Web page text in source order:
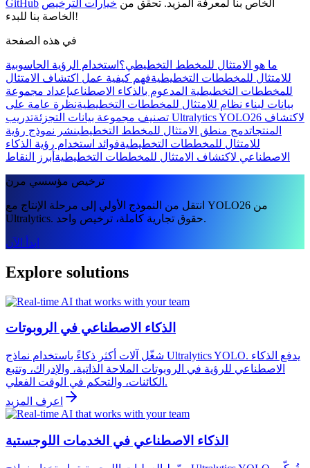
GitHub
الخاص بنا لمعرفة المزيد. تحقق من خيارات الترخيص
الخاصة بنا للبدء!
في هذه الصفحة
ما هو الامتثال للمخطط التخطيطي؟ استخدام الرؤية الحاسوبية
للامتثال للمخططات التخطيطيةفهم كيفية عمل اكتشاف الامتثال
للمخططات التخطيطية المدعوم بالذكاء الاصطناعيإعداد مجموعة
بيانات لبناء نظام للامتثال للمخططات التخطيطيةنظرة عامة على
تصنيف مجموعة بيانات التجزئةتدريب Ultralytics YOLO26 لاكتشاف
المنتجاتدمج منطق الامتثال للمخطط التخطيطينشر نموذج رؤية
للامتثال للمخططات التخطيطيةفوائد استخدام رؤية الذكاء
الاصطناعي لاكتشاف الامتثال للمخططات التخطيطية أبرز النقاط
ترخيص مؤسسي مرن
انتقل من النموذج الأولي إلى مرحلة الإنتاج مع YOLO26 من
Ultralytics. حقوق تجارية كاملة، ترخيص واحد.
ابدأ الآن
Explore solutions
الذكاء الاصطناعي في الروبوتات
شغّل آلات أكثر ذكاءً باستخدام نماذج Ultralytics YOLO. يدفع الذكاء
الاصطناعي للرؤية في الروبوتات الملاحة الذاتية، والإدراك، وتتبع
الكائنات، والتحكم في الوقت الفعلي.
اعرف المزيد
الذكاء الاصطناعي في الخدمات اللوجستية